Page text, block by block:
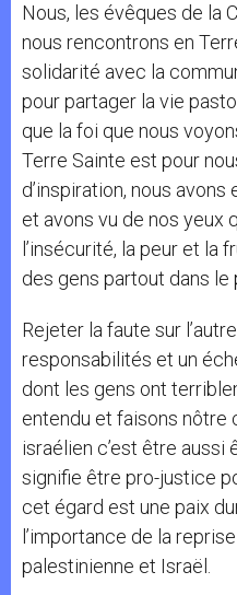
Nous, les évêques de la
nous rencontrons en
solidarité avec la
pour partager la vie
que la foi que nous
Terre Sainte est pour
d’inspiration, nous
et avons vu de nos yeux
l’insécurité, la peur et la
des gens partout dans le
Rejeter la faute sur
responsabilités et un
dont les gens ont
entendu et faisons
israélien c’est être aussi
signifie être pro-justice
cet égard est une paix
l’importance de la
palestinienne et Israël.